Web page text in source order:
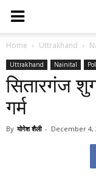
Home Uttrakhand
Uttrakhand Nainital
सितारगंज
गर्म
By योगेश शैली - December 4,